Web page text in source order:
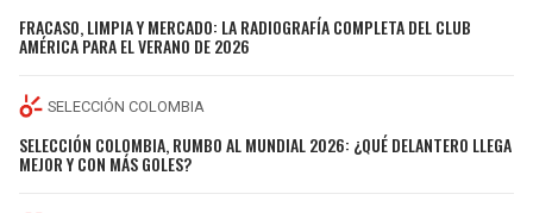
FRACASO, LIMPIA Y MERCADO: LA RADIOGRAFÍA COMPLETA DEL CLUB
AMÉRICA PARA EL VERANO DE 2026
SELECCIÓN COLOMBIA
SELECCIÓN COLOMBIA, RUMBO AL MUNDIAL 2026: ¿QUÉ DELANTERO LLEGA
MEJOR Y CON MÁS GOLES?